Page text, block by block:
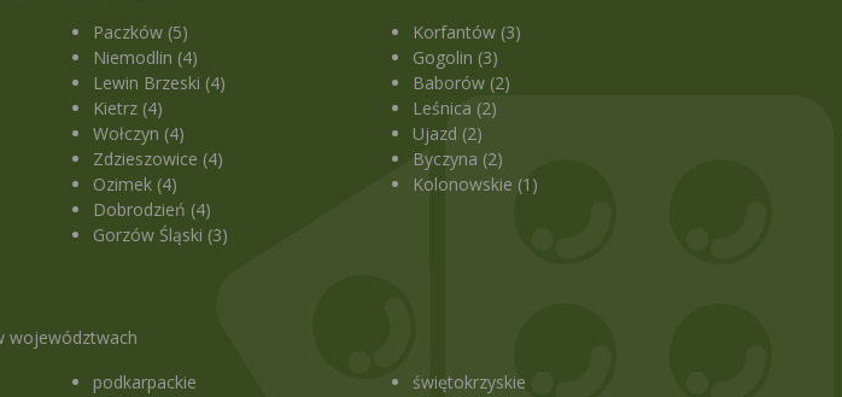
Paczków (5)
Niemodlin (4)
Lewin Brzeski (4)
Kietrz (4)
Wołczyn (4)
Zdzieszowice (4)
Ozimek (4)
Dobrodzień (4)
Gorzów Śląski (3)
Korfantów (3)
Gogolin (3)
Baborów (2)
Leśnica (2)
Ujazd (2)
Byczyna (2)
Kolonowskie (1)
województwach
podkarpackie
świętokrzyskie